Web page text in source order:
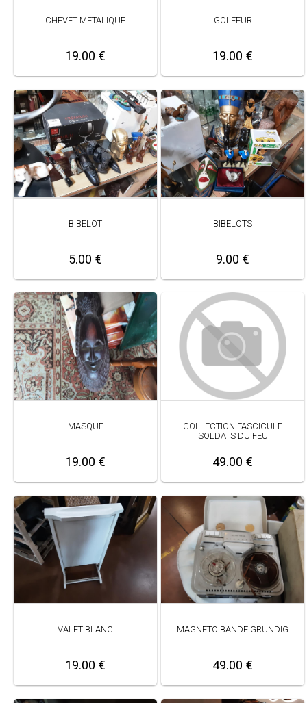
CHEVET METALIQUE
19.00 €
GOLFEUR
19.00 €
BIBELOT
5.00 €
BIBELOTS
9.00 €
MASQUE
19.00 €
COLLECTION FASCICULE
SOLDATS DU FEU
49.00 €
VALET BLANC
19.00 €
MAGNETO BANDE GRUNDIG
49.00 €